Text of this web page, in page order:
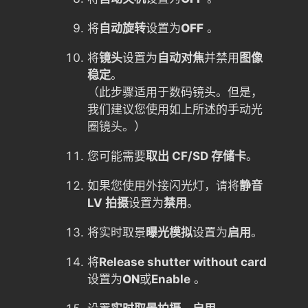
将自动旋转设置为OFF 。
将镜头设置为自动对焦并禁用 图像
稳定。
（此步骤适用于数码镜头。但是，
我们建议您使用如上所述的手动光
圈镜头。）
您可能需要取出 CF/SD 存储卡。
如果您使用外接闪光灯，请将静音
LV 拍摄设置为禁用。
将实时取景曝光模拟设置为启用。
将Release shutter without card
设置为ON或Enable 。